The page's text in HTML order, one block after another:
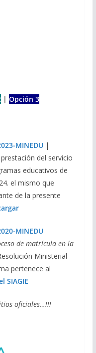
| Opción 3
MINEDU |
del servicio
educativos de
el mismo que
de la presente
MINEDU
de matrícula en la
Ministerial
pertenece al
SIAGIE
oficiales…!!!